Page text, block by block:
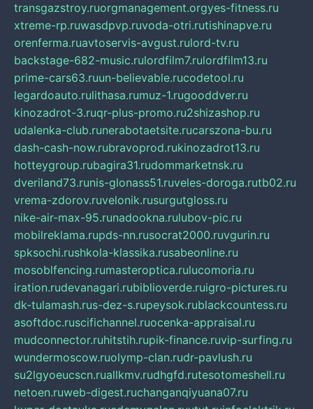
transgazstroy.ruorgmanagement.orgyes-fitness.ru
xtreme-rp.ruwasdpvp.ruvoda-otri.rutishinapve.ru
orenferma.ruavtoservis-avgust.rulord-tv.ru
backstage-682-music.rulordfilm7.rulordfilm13.ru
prime-cars63.ruun-believable.rucodetool.ru
legardoauto.rulithasa.rumuz-1.rugooddver.ru
kinozadrot-3.ruqr-plus-promo.ru2shizashop.ru
udalenka-club.runerabotaetsite.rucarszona-bu.ru
dash-cash-now.rubravoprod.rukinozadrot13.ru
hotteygroup.rubagira31.rudommarketnsk.ru
dveriland73.runis-glonass51.ruveles-doroga.rutb02.ru
vrema-zdorov.ruvelonik.rusurgutgloss.ru
nike-air-max-95.runadookna.rulubov-pic.ru
mobilreklama.rupds-nn.rusocrat2000.ruvgurin.ru
spksochi.rushkola-klassika.rusabeonline.ru
mosoblfencing.rumasteroptica.rulucomoria.ru
iration.rudevanagari.rubiblioverde.ruigro-pictures.ru
dk-tulamash.rus-dez-s.rupeysok.rublackcountess.ru
asoftdoc.ruscifichannel.ruocenka-appraisal.ru
mudconnector.ruhitstih.rupik-finance.ruvip-surfing.ru
wundermoscow.ruolymp-clan.rudr-pavlush.ru
su2lgyoeucscn.ruallkmv.rudhgfd.rutesotomeshell.ru
netoen.ruweb-digest.ruchanganqiyuana07.ru